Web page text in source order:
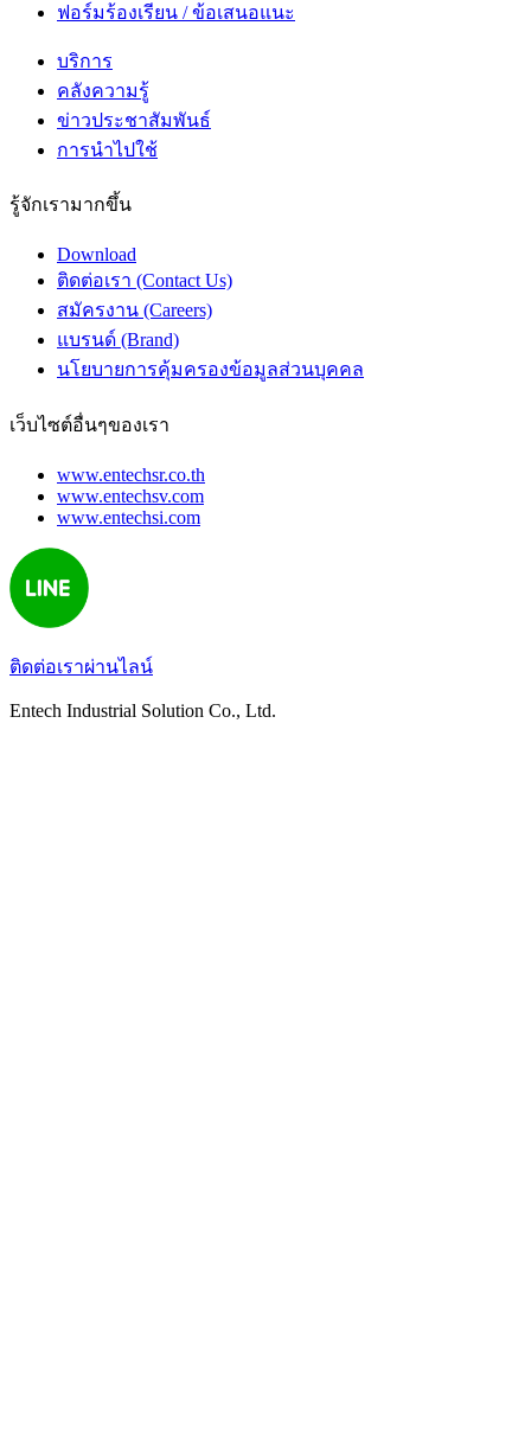
ฟอร์มร้องเรียน / ข้อเสนอแนะ
บริการ
คลังความรู้
ข่าวประชาสัมพันธ์
การนำไปใช้
รู้จักเรามากขึ้น
Download
ติดต่อเรา (Contact Us)
สมัครงาน (Careers)
แบรนด์ (Brand)
นโยบายการคุ้มครองข้อมูลส่วนบุคคล
เว็บไซต์อื่นๆของเรา
www.entechsr.co.th
www.entechsv.com
www.entechsi.com
ติดต่อเราผ่านไลน์
Entech Industrial Solution Co., Ltd.